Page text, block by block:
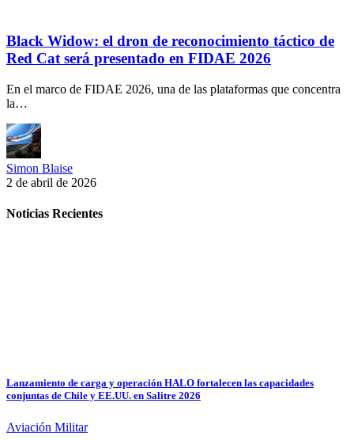
Black Widow: el dron de reconocimiento táctico de
Red Cat será presentado en FIDAE 2026
En el marco de FIDAE 2026, una de las plataformas que concentra
la…
Simon Blaise
2 de abril de 2026
Noticias Recientes
Lanzamiento de carga y operación HALO fortalecen las capacidades
conjuntas de Chile y EE.UU. en Salitre 2026
Aviación Militar